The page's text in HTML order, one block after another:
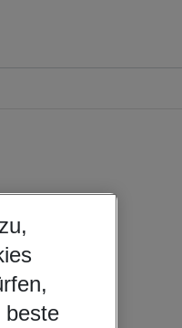
beste